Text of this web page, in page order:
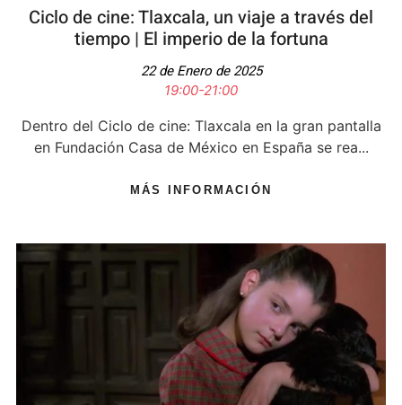
Ciclo de cine: Tlaxcala, un viaje a través del
tiempo​ | El imperio de la fortuna
22 de Enero de 2025
19:00-21:00
Dentro del Ciclo de cine: Tlaxcala en la gran pantalla
en Fundación Casa de México en España se rea...
MÁS INFORMACIÓN